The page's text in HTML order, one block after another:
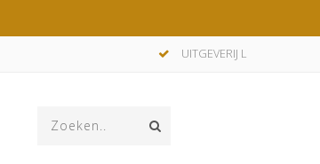
UITGEVERIJ L